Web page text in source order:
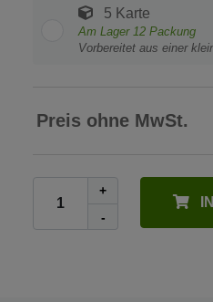
5 Karte
Am Lager 12 Packung
Vorbereitet aus einer
Preis ohne MwSt.
+
-